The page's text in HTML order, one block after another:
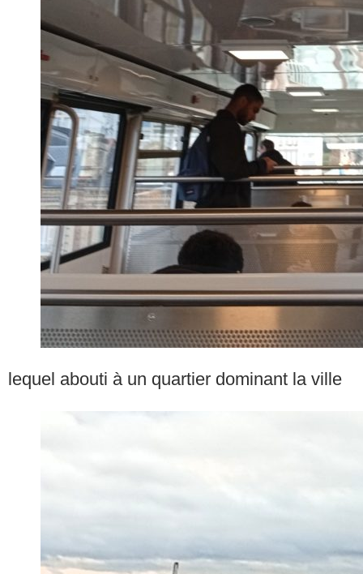
lequel abouti à un quartier dominant la ville